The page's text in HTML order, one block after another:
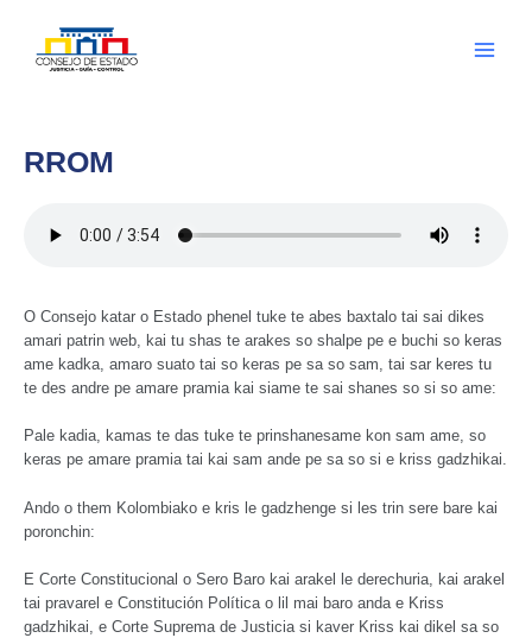
contenido
RROM
O Consejo katar o Estado phenel tuke te abes baxtalo tai sai dikes
amari patrin web, kai tu shas te arakes so shalpe pe e buchi so keras
ame kadka, amaro suato tai so keras pe sa so sam, tai sar keres tu
te des andre pe amare pramia kai siame te sai shanes so si so ame:
Pale kadia, kamas te das tuke te prinshanesame kon sam ame, so
keras pe amare pramia tai kai sam ande pe sa so si e kriss gadzhikai.
Ando o them Kolombiako e kris le gadzhenge si les trin sere bare kai
poronchin:
E Corte Constitucional o Sero Baro kai arakel le derechuria, kai arakel
tai pravarel e Constitución Política o lil mai baro anda e Kriss
gadzhikai, e Corte Suprema de Justicia si kaver Kriss kai dikel sa so